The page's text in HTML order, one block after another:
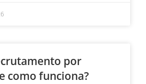
por
como funciona?